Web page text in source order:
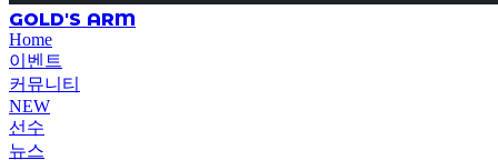
GOLD'S ARM
Home
이벤트
커뮤니티
NEW
선수
뉴스